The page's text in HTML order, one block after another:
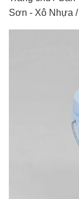
Sơn - Xô Nhựa